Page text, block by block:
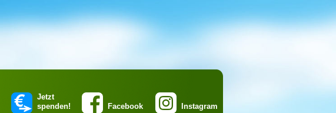
Instagram
Facebook
Jetzt
spenden!